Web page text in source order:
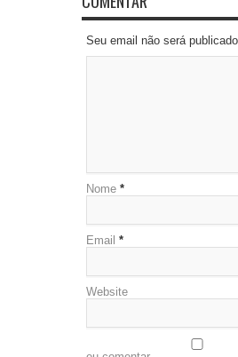
Seu email não será
Nome *
Email *
Website